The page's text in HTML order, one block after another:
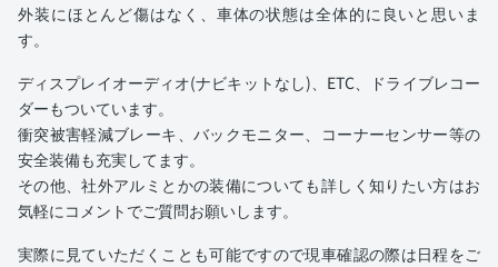
外装にほとんど傷はなく、車体の状態は全体的に良いと思いま
す。
ディスプレイオーディオ(ナビキットなし)、ETC、ドライブレコー
ダーもついています。
衝突被害軽減ブレーキ、バックモニター、コーナーセンサー等の
安全装備も充実してます。
その他、社外アルミとかの装備についても詳しく知りたい方はお
気軽にコメントでご質問お願いします。
実際に見ていただくことも可能ですので現車確認の際は日程をご